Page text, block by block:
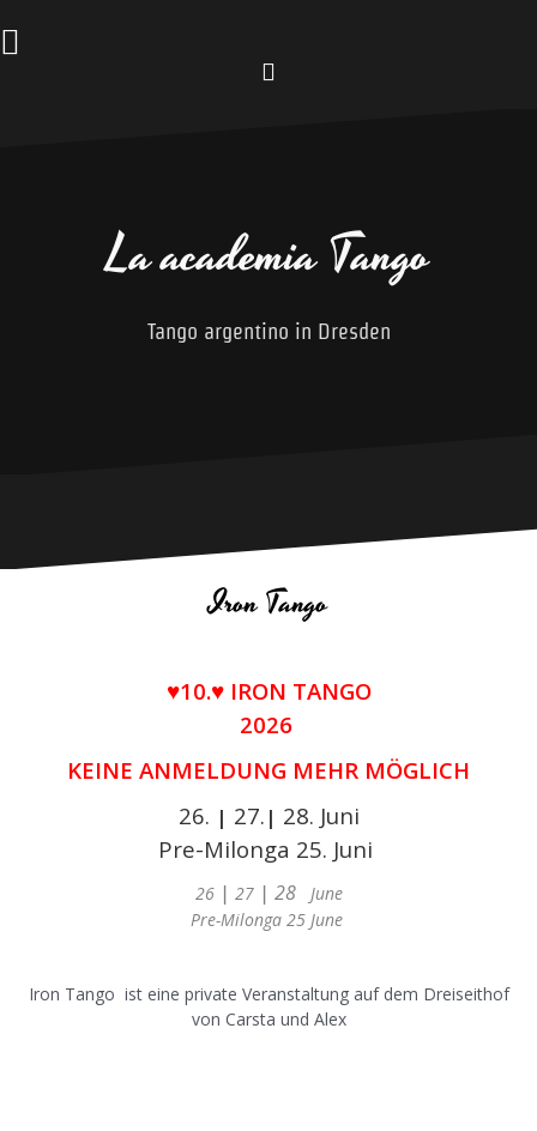
Inhalt
springen
La academia Tango
Tango argentino in Dresden
Iron Tango
♥10.♥ IRON TANGO
2026
KEINE ANMELDUNG MEHR MÖGLICH
26. | 27. | 28. Juni
Pre-Milonga 25. Juni
26 | 27 | 28June
Pre-Milonga 25 June
Iron Tango ist eine private Veranstaltung auf dem Dreiseithof
von Carsta und Alex